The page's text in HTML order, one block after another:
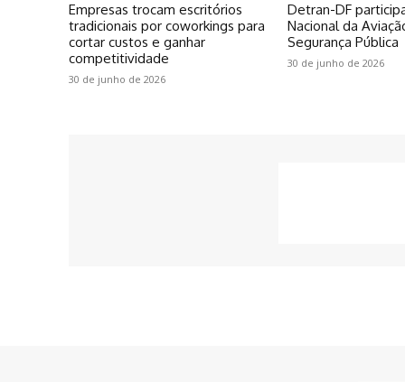
Empresas trocam escritórios
tradicionais por coworkings para
cortar custos e ganhar
competitividade
30 de junho de 2026
Detran-DF
Nacional da
Segurança Pública
30 de junho de 2026